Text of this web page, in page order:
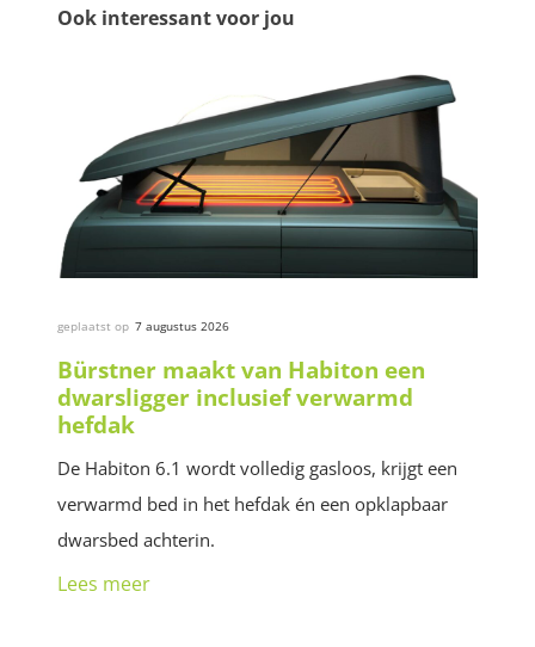
Ook interessant voor jou
geplaatst op 7 augustus 2026
Bürstner maakt van Habiton een
dwarsligger inclusief verwarmd
hefdak
De Habiton 6.1 wordt volledig gasloos, krijgt een
verwarmd bed in het hefdak én een opklapbaar
dwarsbed achterin.
Lees meer